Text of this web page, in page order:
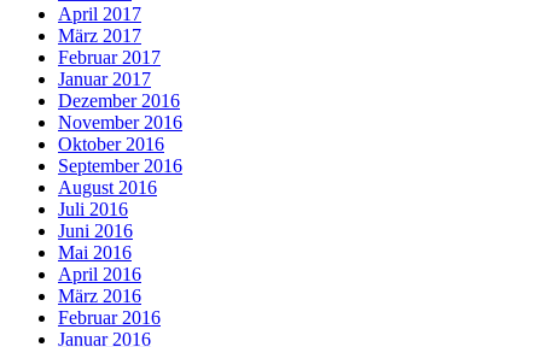
April 2017
März 2017
Februar 2017
Januar 2017
Dezember 2016
November 2016
Oktober 2016
September 2016
August 2016
Juli 2016
Juni 2016
Mai 2016
April 2016
März 2016
Februar 2016
Januar 2016